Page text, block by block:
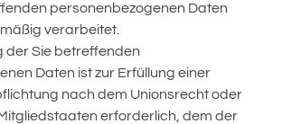
personenbezogenen Daten
verarbeitet.
der Sie betreffenden
Daten ist zur Erfüllung einer
nach dem Unionsrecht oder
erforderlich, dem der